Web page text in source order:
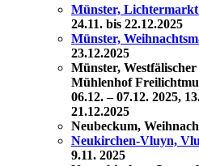
Münster,
24.11. bis 22.12.2025
Münster,
23.12.2025
Münster,
Mühlenhof
06.12. – 07.12. 2025,
21.12.2025
Neubeckum,
Neukirchen-Vluyn,
9.11. 2025